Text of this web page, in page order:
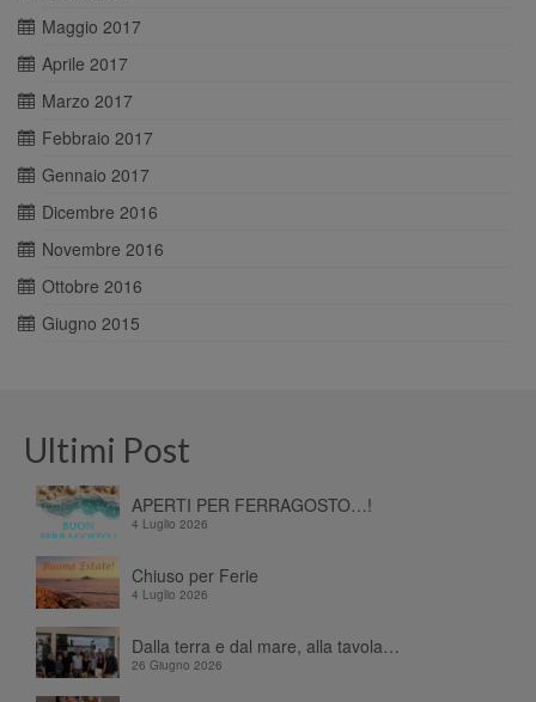
Maggio 2017
Aprile 2017
Marzo 2017
Febbraio 2017
Gennaio 2017
Dicembre 2016
Novembre 2016
Ottobre 2016
Giugno 2015
Ultimi Post
APERTI PER FERRAGOSTO…!
4 Luglio 2026
Chiuso per Ferie
4 Luglio 2026
Dalla terra e dal mare, alla tavola…
26 Giugno 2026